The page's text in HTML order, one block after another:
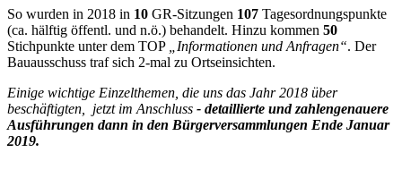
So wurden in 2018 in 10 GR-Sitzungen 107 Tagesordnungspunkte
(ca. hälftig öffentl. und n.ö.) behandelt. Hinzu kommen 50
Stichpunkte unter dem TOP
„Informationen und Anfragen“. Der
Bauausschuss traf sich 2-mal zu Ortseinsichten.
Einige wichtige Einzelthemen, die uns das Jahr 2018 über
beschäftigten, jetzt im Anschluss - detaillierte und zahlengenauere
Ausführungen dann in den Bürgerversammlungen Ende Januar
2019.